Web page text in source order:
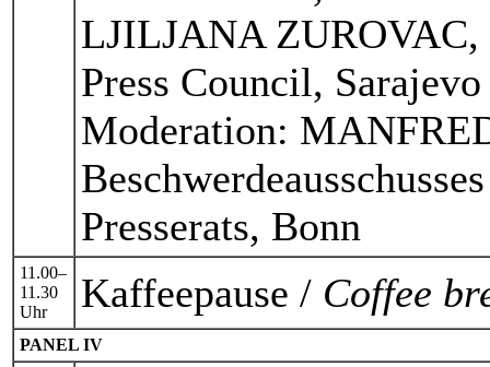
LJILJANA ZUROVAC,
Press Council,
Moderation:
Presserats, Bonn
11.00–
11.30
Uhr
Kaffeepause / Coffee
PANEL IV